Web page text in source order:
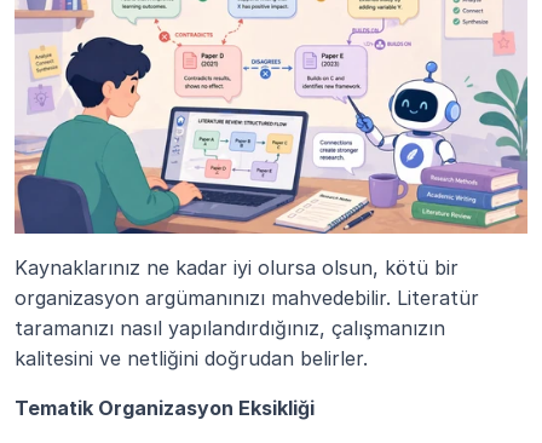
Kaynaklarınız ne kadar iyi olursa olsun, kötü bir
organizasyon argümanınızı mahvedebilir. Literatür
taramanızı nasıl yapılandırdığınız, çalışmanızın
kalitesini ve netliğini doğrudan belirler.
Tematik Organizasyon Eksikliği